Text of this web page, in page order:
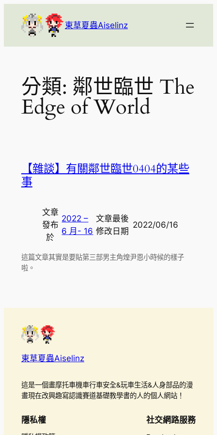
要
東草夏蟲Aiselinz
分類: 鄰世臨世 The
Edge of World
【雜談】有關鄰世臨世0404的某些
事
文章
發布
於
2022 –
6 月- 16
文章最後
修改日期
2022/06/16
這篇文章其實是要貼第三部男主角煌尹恩小時候的樣子
啦。
東草夏蟲Aiselinz
這是一個畫摩托車機車行車安全&玩車生活&人身部品的漫
畫現在改興趣寫認識賽道基礎教學書的人的個人網站！
隱私權 社交網路服務